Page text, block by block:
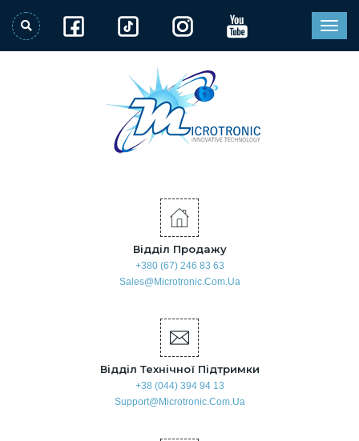
Відділ Продажу
+380 (67) 246 83 63
Sales@microtronic.com.ua
Відділ Технічної Підтримки
+38 (044) 394 94 13
Support@microtronic.com.ua